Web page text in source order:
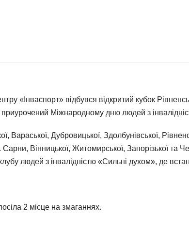
«Інваспорт» відбувся відкритий кубок
Міжнародному дню людей з
Вараської, Дубровицької, Здолбунівської,
Вінницької, Житомирської, Запорізької та
людей з інвалідністю «Сильні духом», де
2 місце на змаганнях.